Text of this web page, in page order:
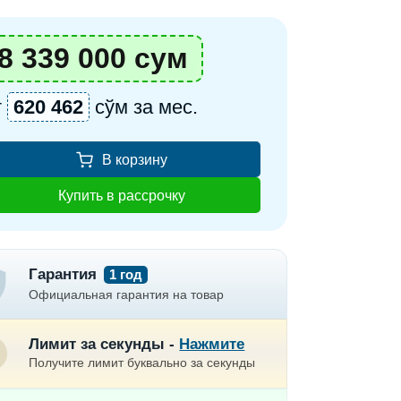
339 000 сум
620 462 сўм за мес.
В корзину
Купить в рассрочку
Гарантия 1 год
Официальная гарантия на товар
Лимит за секунды - Нажмите
Получите лимит буквально за секунды